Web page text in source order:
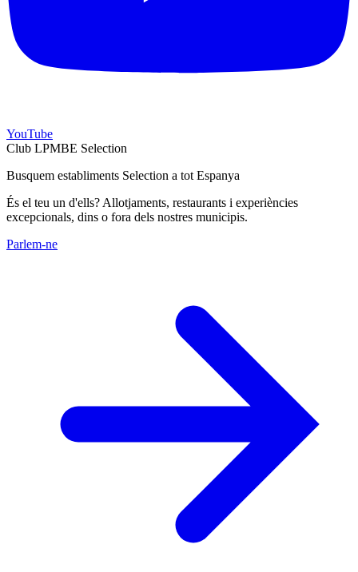
YouTube
Club LPMBE Selection
Busquem establiments Selection a tot Espanya
És el teu un d'ells? Allotjaments, restaurants i experiències
excepcionals, dins o fora dels nostres municipis.
Parlem-ne